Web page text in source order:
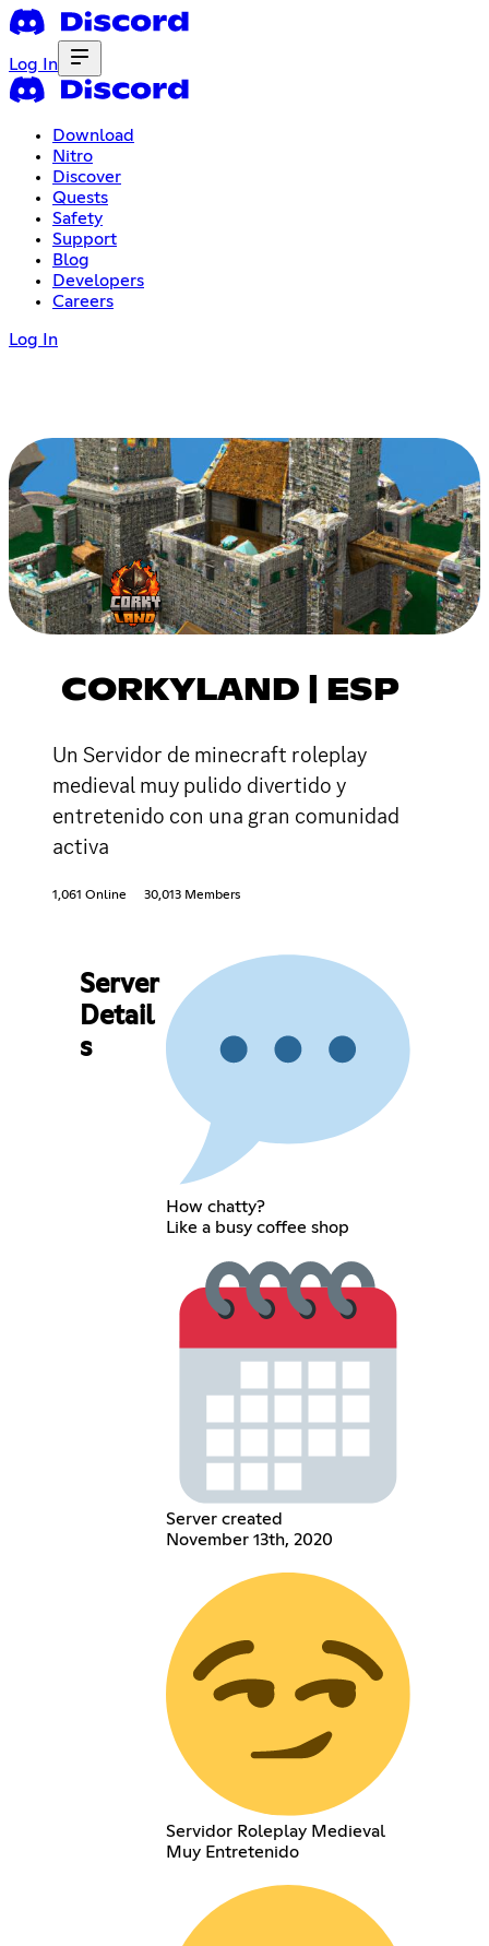
Log In
Download
Nitro
Discover
Quests
Safety
Support
Blog
Developers
Careers
Log In
CORKYLAND | ESP
Un Servidor de minecraft roleplay
medieval muy pulido divertido y
entretenido con una gran comunidad
activa
1,061 Online 30,013 Members
Server
Detail
s
How chatty?
Like a busy coffee shop
Server created
November 13th, 2020
Servidor Roleplay Medieval
Muy Entretenido